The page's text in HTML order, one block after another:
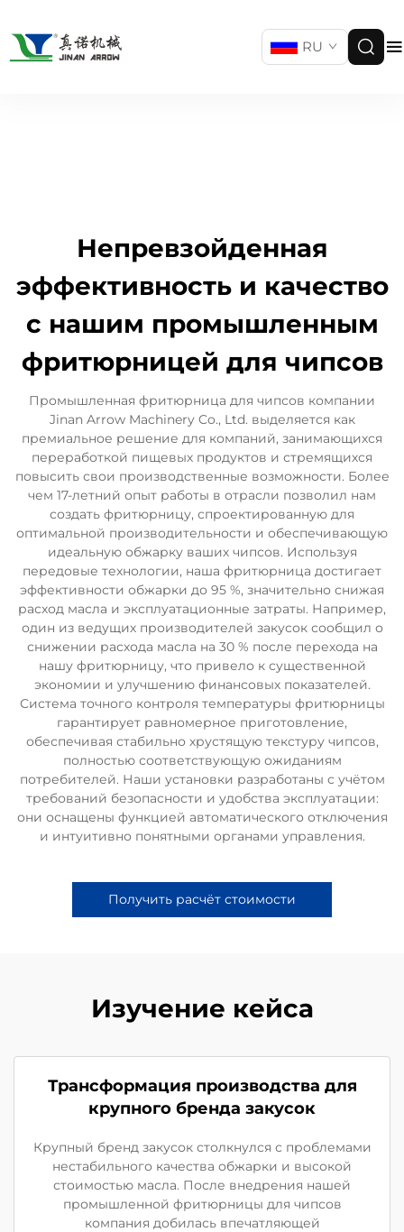
RU
Непревзойденная
эффективность и качество
с нашим промышленным
фритюрницей для чипсов
Промышленная фритюрница для чипсов компании
Jinan Arrow Machinery Co., Ltd. выделяется как
премиальное решение для компаний, занимающихся
переработкой пищевых продуктов и стремящихся
повысить свои производственные возможности. Более
чем 17-летний опыт работы в отрасли позволил нам
создать фритюрницу, спроектированную для
оптимальной производительности и обеспечивающую
идеальную обжарку ваших чипсов. Используя
передовые технологии, наша фритюрница достигает
эффективности обжарки до 95 %, значительно снижая
расход масла и эксплуатационные затраты. Например,
один из ведущих производителей закусок сообщил о
снижении расхода масла на 30 % после перехода на
нашу фритюрницу, что привело к существенной
экономии и улучшению финансовых показателей.
Система точного контроля температуры фритюрницы
гарантирует равномерное приготовление,
обеспечивая стабильно хрустящую текстуру чипсов,
полностью соответствующую ожиданиям
потребителей. Наши установки разработаны с учётом
требований безопасности и удобства эксплуатации:
они оснащены функцией автоматического отключения
и интуитивно понятными органами управления.
Получить расчёт стоимости
Изучение кейса
Трансформация производства для
крупного бренда закусок
Крупный бренд закусок столкнулся с проблемами
нестабильного качества обжарки и высокой
стоимостью масла. После внедрения нашей
промышленной фритюрницы для чипсов
компания добилась впечатляющей